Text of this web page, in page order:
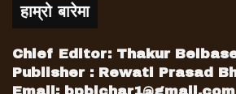
हाम्रो बारेमा
Chief Editor: Thakur
Publisher : Rewati Prasad